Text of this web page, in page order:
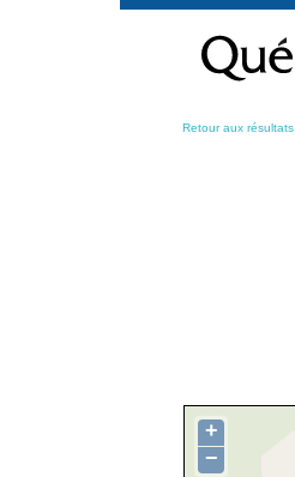
contenu
Retour aux résultats
+
−